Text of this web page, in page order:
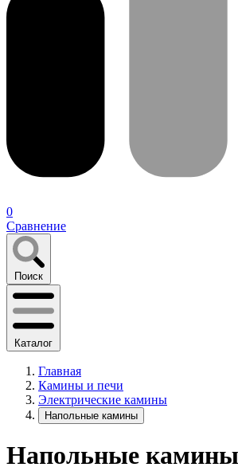
0
Сравнение
Поиск
Каталог
Главная
Камины и печи
Электрические камины
Напольные камины
Напольные камины